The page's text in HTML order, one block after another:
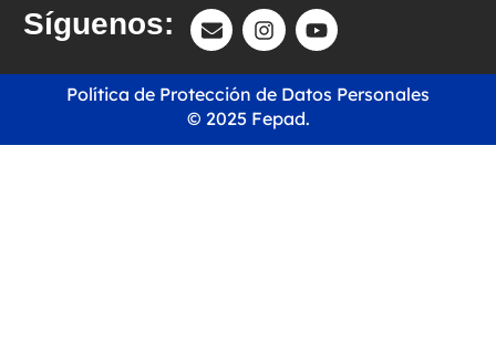
Síguenos:
© 2025 Fepad.
Política de Protección de Datos Personales